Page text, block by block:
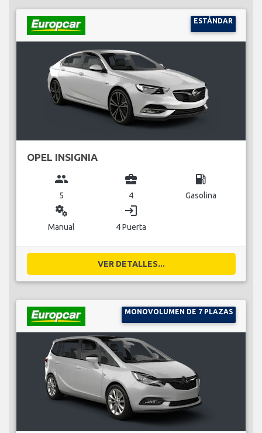
ESTÁNDAR
OPEL INSIGNIA
group
5
business_center
4
local_gas_station
Gasolina
miscellaneous_services
Manual
login
4 Puerta
VER DETALLES...
MONOVOLUMEN DE 7 PLAZAS